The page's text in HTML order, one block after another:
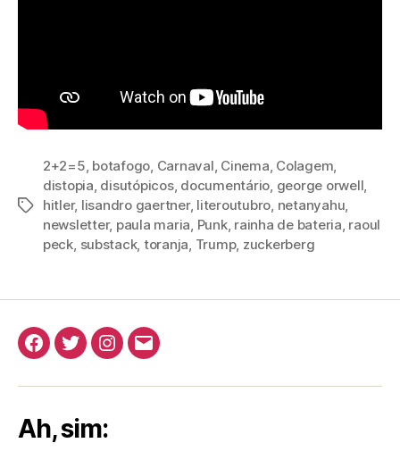
Tags
2+2=5, botafogo, Carnaval, Cinema, Colagem,
distopia, disutópicos, documentário, george orwell,
hitler, lisandro gaertner, literoutubro, netanyahu,
newsletter, paula maria, Punk, rainha de bateria, raoul
peck, substack, toranja, Trump, zuckerberg
Facebook
TwitterInstagram
E-
Ah, sim: